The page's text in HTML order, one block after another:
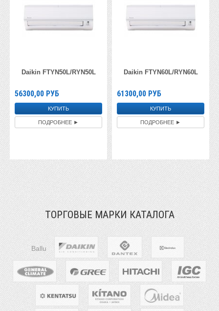
Daikin FTYN50L/RYN50L
56300,00 РУБ
ПОДРОБНЕЕ ►
Daikin FTYN60L/RYN60L
61300,00 РУБ
ПОДРОБНЕЕ ►
ТОРГОВЫЕ МАРКИ КАТАЛОГА
Ballu